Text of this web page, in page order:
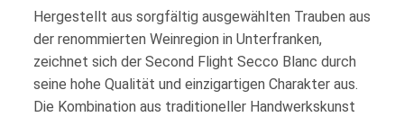
Hergestellt aus sorgfältig ausgewählten Trauben aus
der renommierten Weinregion in Unterfranken,
zeichnet sich der Second Flight Secco Blanc durch
seine hohe Qualität und einzigartigen Charakter aus.
Die Kombination aus traditioneller Handwerkskunst